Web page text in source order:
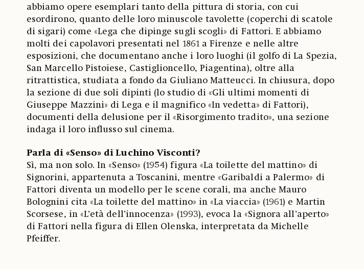
abbiamo opere esemplari tanto della pittura di storia, con cui
esordirono, quanto delle loro minuscole tavolette (coperchi di scatole
di sigari) come «Lega che dipinge sugli scogli» di Fattori. E abbiamo
molti dei capolavori presentati nel 1861 a Firenze e nelle altre
esposizioni, che documentano anche i loro luoghi (il golfo di La Spezia,
San Marcello Pistoiese, Castiglioncello, Piagentina), oltre alla
ritrattistica, studiata a fondo da Giuliano Matteucci. In chiusura, dopo
la sezione di due soli dipinti (lo studio di «Gli ultimi momenti di
Giuseppe Mazzini» di Lega e il magnifico «In vedetta» di Fattori),
documenti della delusione per il «Risorgimento tradito», una sezione
indaga il loro influsso sul cinema.
Parla di «Senso» di Luchino Visconti?
Sì, ma non solo. In «Senso» (1954) figura «La toilette del mattino» di
Signorini, appartenuta a Toscanini, mentre «Garibaldi a Palermo» di
Fattori diventa un modello per le scene corali, ma anche Mauro
Bolognini cita «La toilette del mattino» in «La viaccia» (1961) e Martin
Scorsese, in «L’età dell’innocenza» (1993), evoca la «Signora all’aperto»
di Fattori nella figura di Ellen Olenska, interpretata da Michelle
Pfeiffer.